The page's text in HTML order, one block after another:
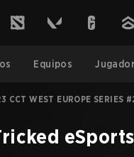
Equipos
CCT WEST EUROPE SERIES
eSports